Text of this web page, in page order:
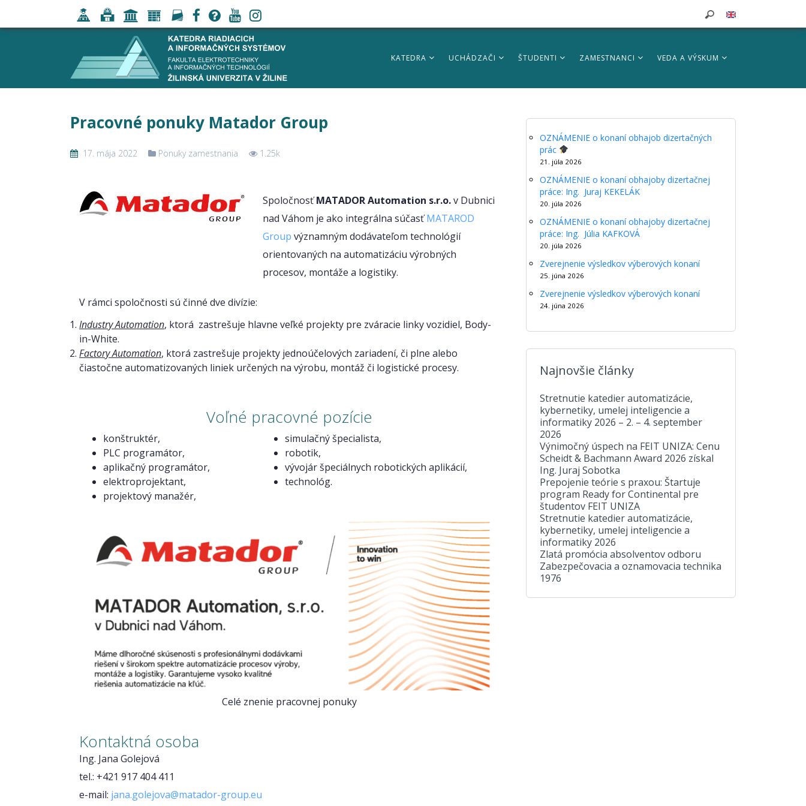
KATEDRA UCHÁDZAČI ŠTUDENTI ZAMESTNANCI VEDA A VÝSKUM
Pracovné ponuky Matador Group
17. mája 2022 Ponuky zamestnania 1.25k
SpoločnosťMATADOR Automation s.r.o.v Dubnici
nad Váhom je ako integrálna súčasťMATAROD
Group významným dodávateľom technológií
orientovaných na automatizáciu výrobných
procesov, montáže a logistiky.
V rámci spoločnosti sú činné dve divízie:
Industry Automation, ktorá zastrešuje hlavne veľké projekty pre zváracie linky vozidiel, Body-
in-White.
Factory Automation, ktorá zastrešuje projekty jednoúčelových zariadení, či plne alebo
čiastočne automatizovaných liniek určených na výrobu, montáž či logistické procesy.
Voľné pracovné pozície
konštruktér,
PLC programátor,
aplikačný programátor,
elektroprojektant,
projektový manažér,
simulačný špecialista,
robotik,
vývojár špeciálnych robotických aplikácií,
technológ.
Celé znenie pracovnej ponuky
Kontaktná osoba
Ing. Jana Golejová
tel.: +421 917 404 411
e-mail: jana.golejova@matador-group.eu
OZNÁMENIE o konaní obhajob dizertačných
prác
21. júla 2026
OZNÁMENIE o konaní obhajoby dizertačnej
práce: Ing. Juraj KEKELÁK
20. júla 2026
OZNÁMENIE o konaní obhajoby dizertačnej
práce: Ing. Júlia KAFKOVÁ
20. júla 2026
Zverejnenie výsledkov výberových konaní
25. júna 2026
Zverejnenie výsledkov výberových konaní
24. júna 2026
Najnovšie články
Stretnutie katedier automatizácie,
kybernetiky, umelej inteligencie a
informatiky 2026 – 2. – 4. september
2026
Výnimočný úspech na FEIT UNIZA: Cenu
Scheidt & Bachmann Award 2026 získal
Ing. Juraj Sobotka
Prepojenie teórie s praxou: Štartuje
program Ready for Continental pre
študentov FEIT UNIZA
Stretnutie katedier automatizácie,
kybernetiky, umelej inteligencie a
informatiky 2026
Zlatá promócia absolventov odboru
Zabezpečovacia a oznamovacia technika
1976